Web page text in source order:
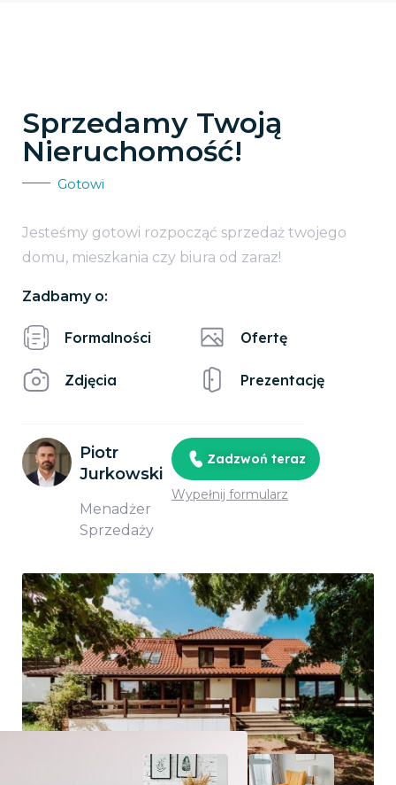
Sprzedamy Twoją
Nieruchomość!
Gotowi
Jesteśmy gotowi rozpocząć sprzedaż twojego
domu, mieszkania czy biura od zaraz!
Zadbamy o:
Formalności
Zdjęcia
Ofertę
Prezentację
Piotr
Jurkowski
Menadżer
Sprzedaży
Zadzwoń teraz
Wypełnij formularz